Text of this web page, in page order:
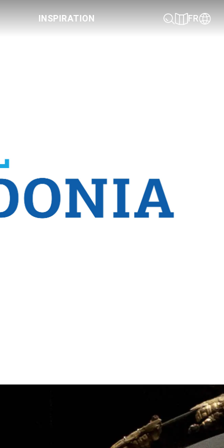
INSPIRATION FR